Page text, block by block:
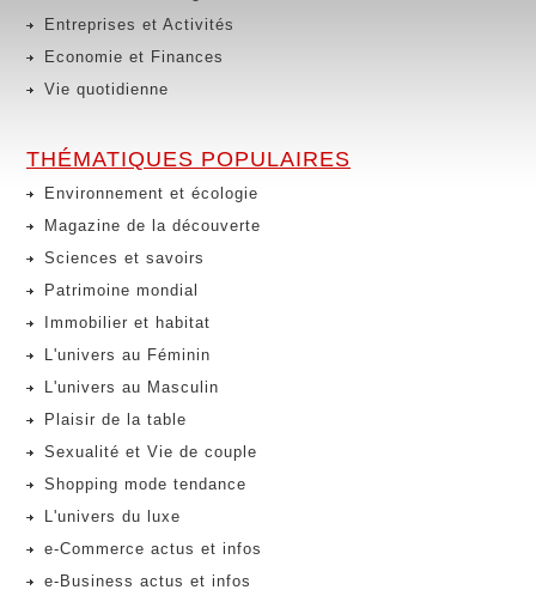
Entreprises et Activités
Economie et Finances
Vie quotidienne
THÉMATIQUES POPULAIRES
Environnement et écologie
Magazine de la découverte
Sciences et savoirs
Patrimoine mondial
Immobilier et habitat
L'univers au Féminin
L'univers au Masculin
Plaisir de la table
Sexualité et Vie de couple
Shopping mode tendance
L'univers du luxe
e-Commerce actus et infos
e-Business actus et infos